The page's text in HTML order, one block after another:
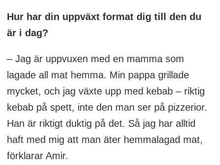
Hur har din uppväxt format dig till den du
är i dag?
– Jag är uppvuxen med en mamma som
lagade all mat hemma. Min pappa grillade
mycket, och jag växte upp med kebab – riktig
kebab på spett, inte den man ser på pizzerior.
Han är riktigt duktig på det. Så jag har alltid
haft med mig att man äter hemmalagad mat,
förklarar Amir.